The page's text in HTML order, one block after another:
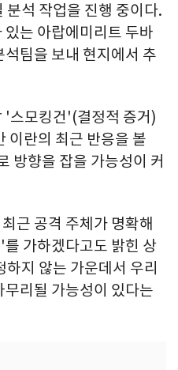
분석 작업을 진행 중이다.
는 아랍에미리트 두바
팀을 보내 현지에서 추
'스모킹건'(결정적 증거)
이란의 최근 반응을 볼
방향을 잡을 가능성이 커
근 공격 주체가 명확해
가하겠다고도 밝힌 상
지 않는 가운데서 우리
리될 가능성이 있다는